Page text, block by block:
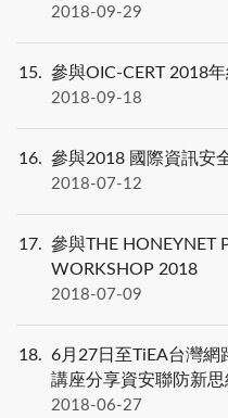
2018-09-29
15 參與OIC-CERT 2018
2018-09-18
16 參與2018 國際資訊安
2018-07-12
17
參與THE HONEYNET
WORKSHOP 2018
2018-07-09
18
6月27日至TiEA台灣網
講座分享資安聯防新思
2018-06-27